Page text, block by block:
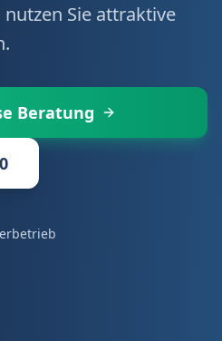
Sie attraktive
Beratung